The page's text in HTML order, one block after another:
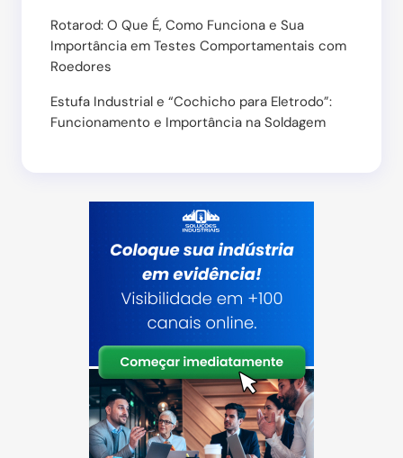
Rotarod: O Que É, Como Funciona e Sua
Importância em Testes Comportamentais com
Roedores
Estufa Industrial e “Cochicho para Eletrodo”:
Funcionamento e Importância na Soldagem